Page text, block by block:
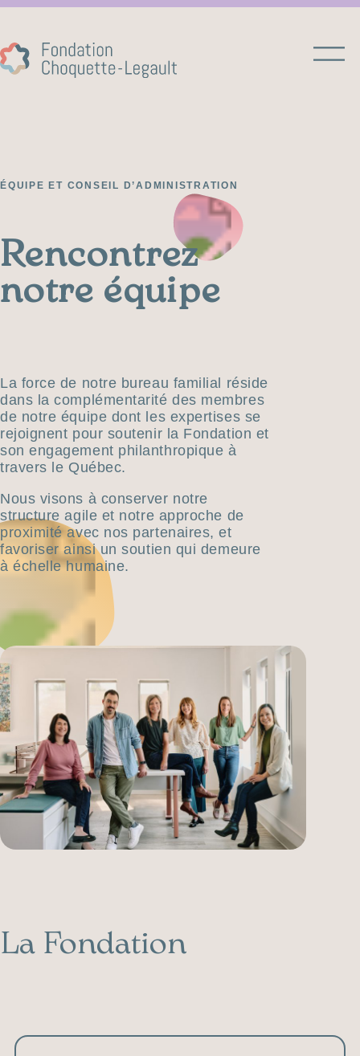
ÉQUIPE ET CONSEIL D’ADMINISTRATION
Rencontrez
notre équipe
La force de notre bureau familial réside
dans la complémentarité des membres
de notre équipe dont les expertises se
rejoignent pour soutenir la Fondation et
son engagement philanthropique à
travers le Québec.
Nous visons à conserver notre
structure agile et notre approche de
proximité avec nos partenaires, et
favoriser ainsi un soutien qui demeure
à échelle humaine.
La Fondation